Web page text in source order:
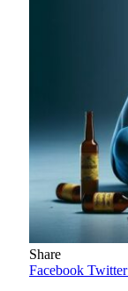
Share
Facebook Twitter